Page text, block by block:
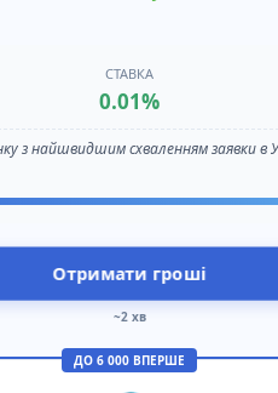
СТАВКА
0.01%
з найшвидшим схваленням заявки в
Отримати гроші
~2 хв
ДО 6 000 ВПЕРШЕ